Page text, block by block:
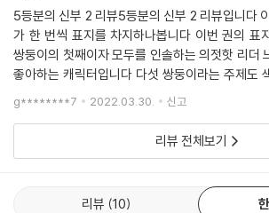
5등분의 신부 2 리뷰5등분의 신부 2 리뷰입니다
가 한 번씩 표지를 차지하나봅니다 이번 권의 표
쌍둥이의 첫째이자 모두를 인솔하는 의젓핫 리더
좋아하는 캐릭터입니다 다섯 쌍둥이라는 주제도
명의 개성이 드러나서 재밌게 보았습니다 가볍게
번 구매해 보시는것을
g********7 2022.03.30. 신고
리뷰 전체보기
리뷰 10